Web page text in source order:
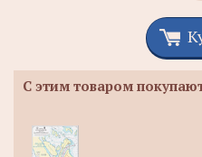
С этим товаром